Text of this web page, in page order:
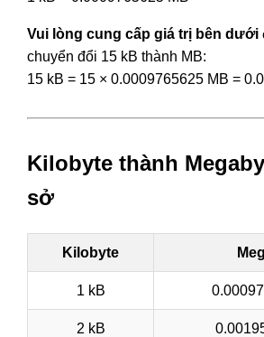
Vui lòng cung cấp giá trị bên dưới
chuyển đổi 15 kB thành MB:
15 kB = 15 × 0.0009765625 MB =
Kilobyte thành
sở
Kilobyte
1 kB
2 kB